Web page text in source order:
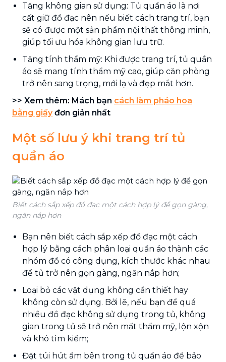
Tăng không gian sử dụng: Tủ quần áo là nơi
cất giữ đồ đạc nên nếu biết cách trang trí, bạn
sẽ có được một sản phẩm nội thất thông minh,
giúp tối ưu hóa không gian lưu trữ.
Tăng tính thẩm mỹ: Khi được trang trí, tủ quần
áo sẽ mang tính thẩm mỹ cao, giúp căn phòng
trở nên sang trọng, mới lạ và đẹp mắt hơn.
>> Xem thêm: Mách bạn cách làm pháo hoa
bằng giấyđơn giản nhất
Một số lưu ý khi trang trí tủ
quần áo
Biết cách sắp xếp đồ đạc một cách hợp lý để gọn gàng,
ngăn nắp hơn
Bạn nên biết cách sắp xếp đồ đạc một cách
hợp lý bằng cách phân loại quần áo thành các
nhóm đồ có công dụng, kích thước khác nhau
để tủ trở nên gọn gàng, ngăn nắp hơn;
Loại bỏ các vật dụng không cần thiết hay
không còn sử dụng. Bởi lẽ, nếu bạn để quá
nhiều đồ đạc không sử dụng trong tủ, không
gian trong tủ sẽ trở nên mất thẩm mỹ, lộn xộn
và khó tìm kiếm;
Đặt túi hút ẩm bên trong tủ quần áo để bảo